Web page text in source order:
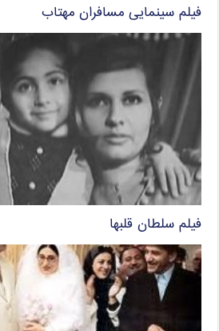
فیلم سینمایی مسافران مهتاب
فیلم سلطان قلبها